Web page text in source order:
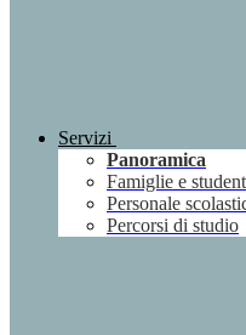
Servizi
Panoramica
Famiglie e
Personale
Percorsi di studio